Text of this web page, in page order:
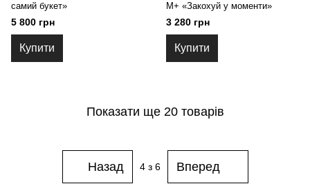
самий букет»
5 800 грн
Купити
М+ «Закохуй у моменти»
3 280 грн
Купити
Показати ще 20 товарів
Назад 4з 6 Вперед